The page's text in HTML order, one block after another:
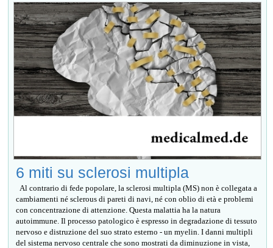
6 miti su sclerosi multipla
Al contrario di fede popolare, la sclerosi multipla (MS) non è collegata a
cambiamenti né sclerous di pareti di navi, né con oblio di età e problemi
con concentrazione di attenzione. Questa malattia ha la natura
autoimmune. Il processo patologico è espresso in degradazione di tessuto
nervoso e distruzione del suo strato esterno - un myelin. I danni multipli
del sistema nervoso centrale che sono mostrati da diminuzione in vista,